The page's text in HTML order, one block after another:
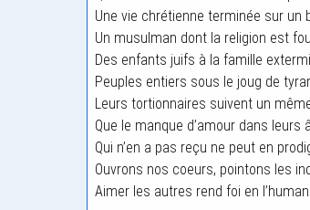
Une vie chrétienne terminée sur un
Un musulman dont la religion est
Des enfants juifs à la famille
Peuples entiers sous le joug de
Leurs tortionnaires suivent un
Que le manque d’amour dans leurs
Qui n’en a pas reçu ne peut en
Ouvrons nos coeurs, pointons les
Aimer les autres rend foi en